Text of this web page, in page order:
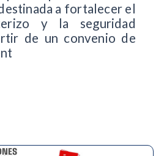
a fortalecer el
y la seguridad
de un convenio de